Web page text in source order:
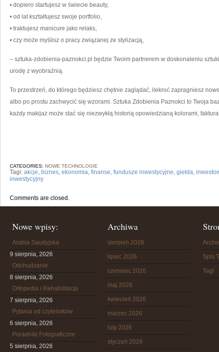
• dopiero startujesz w świecie beauty,
• od lat kształtujesz swoje portfolio,
• traktujesz manicure jako relaks,
• czy może myślisz o pracy związanej ze stylizacją,
– sztuka-zdobienia-paznokci.pl będzie Twoim partnerem w doskonaleniu
urodę z wyobraźnią.
To przestrzeń, do którego będziesz chętnie zaglądać, ilekroć zapragniesz
albo po prostu zachwycić się wzorami. Sztuka Zdobienia Paznokci to Twoja
każdy makijaż może stać się niezwykłą historią opowiedzianą kolorami,
CATEGORIES: NOWE TECHNOLOGIE
Tagi: akcje, biznes, ekonomia, finanse, fundusze inwestycyjne, giełda,
inwestycyjny
Comments are closed.
Nowe wpisy:
Arabia Saudyjska
9 sierpnia, 2026
Odchudzanie
8 sierpnia, 2026
Ortopedia i Rehabilitacja
7 sierpnia, 2026
Pytania od czytelników
6 sierpnia, 2026
Poradniki Fotograficzne
5 sierpnia, 2026
Archiwa
sierpień 2026
lipiec 2026
czerwiec 2026
maj 2026
kwiecień 2026
marzec 2026
luty 2026
styczeń 2026
Spis
Tagi